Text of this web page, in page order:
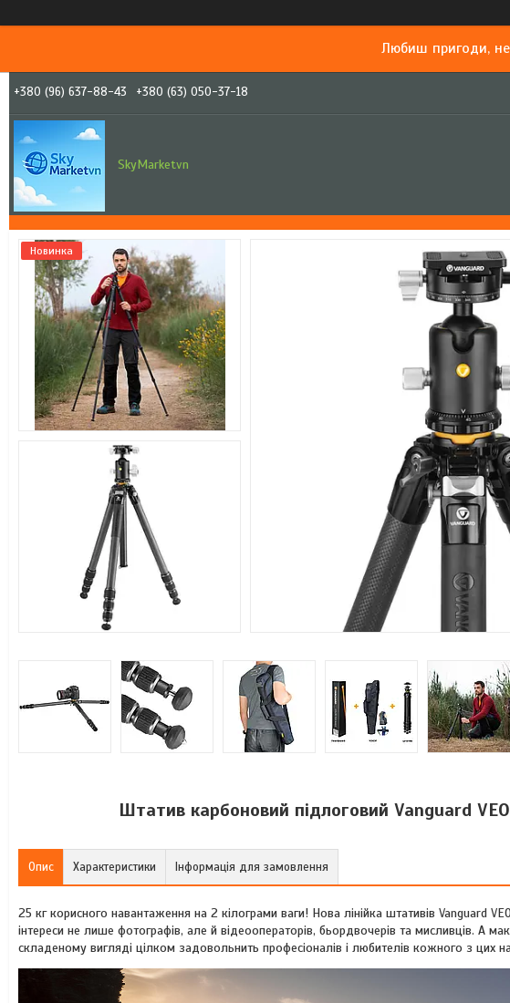
Любиш пригоди,
+380 (96) 637-88-43 +380 (63) 050-37-18
SkyMarketvn
Новинка
Штатив карбоновий підлоговий Vanguard
Опис Характеристики Інформація для замовлення
25 кг корисного навантаження на 2 кілограми ваги! Нова лінійка штативів Vanguard
інтереси не лише фотографів, але й відеооператорів, бьордвочерів та мисливців. А
складеному вигляді цілком задовольнить професіоналів і любителів кожного з цих